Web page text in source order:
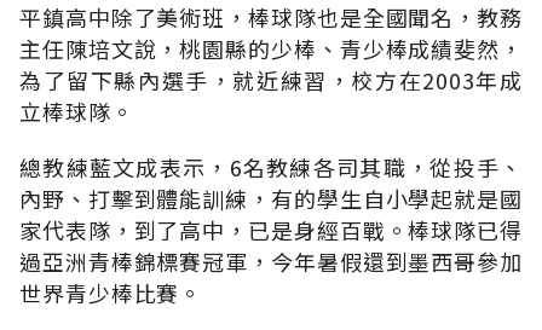
平鎮高中除了美術班，棒球隊也是全國聞名，教務
主任陳培文說，桃園縣的少棒、青少棒成績斐然，
為了留下縣內選手，就近練習，校方在2003年成
立棒球隊。
總教練藍文成表示，6名教練各司其職，從投手、
內野、打擊到體能訓練，有的學生自小學起就是國
家代表隊，到了高中，已是身經百戰。棒球隊已得
過亞洲青棒錦標賽冠軍，今年暑假還到墨西哥參加
世界青少棒比賽。